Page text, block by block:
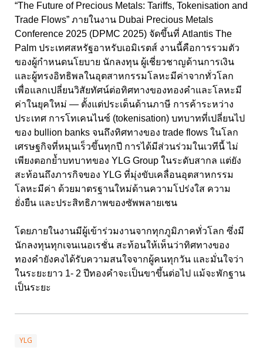
“The Future of Precious Metals: Tariffs, Tokenisation and
Trade Flows” ภายในงาน Dubai Precious Metals
Conference 2025 (DPMC 2025) จัดขึ้นที่ Atlantis The
Palm ประเทศสหรัฐอาหรับเอมิเรตส์ งานนี้คือการรวมตัว
ของผู้กำหนดนโยบาย นักลงทุน ผู้เชี่ยวชาญด้านการเงิน
และผู้ทรงอิทธิพลในอุตสาหกรรมโลหะมีค่าจากทั่วโลก
เพื่อแลกเปลี่ยนวิสัยทัศน์ต่อทิศทางของทองคำและโลหะมี
ค่าในยุคใหม่ — ตั้งแต่ประเด็นด้านภาษี การค้าระหว่าง
ประเทศ การโทเคนไนซ์ (tokenisation) บทบาทที่เปลี่ยนไป
ของ bullion banks จนถึงทิศทางของ trade flows ในโลก
เศรษฐกิจที่หมุนเร็วขึ้นทุกปี การได้มีส่วนร่วมในเวทีนี้ ไม่
เพียงตอกย้ำบทบาทของ YLG Group ในระดับสากล แต่ยัง
สะท้อนถึงภารกิจของ YLG ที่มุ่งขับเคลื่อนอุตสาหกรรม
โลหะมีค่า ด้วยมาตรฐานใหม่ด้านความโปร่งใส ความ
ยั่งยืน และประสิทธิภาพของซัพพลายเชน
โดยภายในงานมีผู้เข้าร่วมงานจากทุกภูมิภาคทั่วโลก ซึ่งมี
นักลงทุนทุกเจนเนอเรชั่น สะท้อนให้เห็นว่าทิศทางของ
ทองคำยังคงได้รับความสนใจจากผู้คนทุกวัน และมั่นใจว่า
ในระยะยาว 1- 2 ปีทองคำจะเป็นขาขึ้นต่อไป แม้จะพักฐาน
เป็นระยะ
YLG